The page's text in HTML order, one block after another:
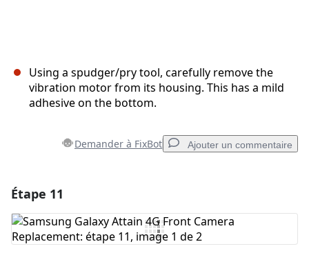
Using a spudger/pry tool, carefully remove the
vibration motor from its housing. This has a mild
adhesive on the bottom.
Demander à FixBot Ajouter un commentaire
Ajouter un commentaire
Étape 11